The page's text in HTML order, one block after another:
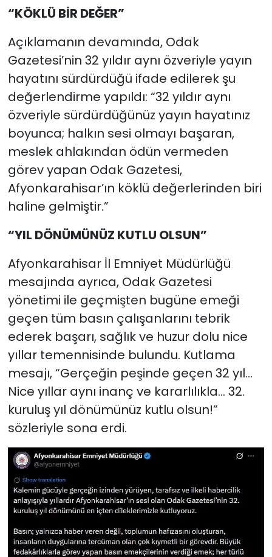
“KÖKLÜ BİR DEĞER”
Açıklamanın devamında, Odak
Gazetesi’nin 32 yıldır aynı özveriyle yayın
hayatını sürdürdüğü ifade edilerek şu
değerlendirme yapıldı: “32 yıldır aynı
özveriyle sürdürdüğünüz yayın hayatınız
boyunca; halkın sesi olmayı başaran,
meslek ahlakından ödün vermeden
görev yapan Odak Gazetesi,
Afyonkarahisar’ın köklü değerlerinden biri
haline gelmiştir.”
“YIL DÖNÜMÜNÜZ KUTLU OLSUN”
Afyonkarahisar İl Emniyet Müdürlüğü
mesajında ayrıca, Odak Gazetesi
yönetimi ile geçmişten bugüne emeği
geçen tüm basın çalışanlarını tebrik
ederek başarı, sağlık ve huzur dolu nice
yıllar temennisinde bulundu. Kutlama
mesajı, “Gerçeğin peşinde geçen 32 yıl…
Nice yıllar aynı inanç ve kararlılıkla… 32.
kuruluş yıl dönümünüz kutlu olsun!”
sözleriyle sona erdi.